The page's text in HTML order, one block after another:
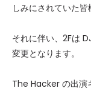
しみにされていた皆
それに伴い、2Fは
変更となります。
The Hacker の出演